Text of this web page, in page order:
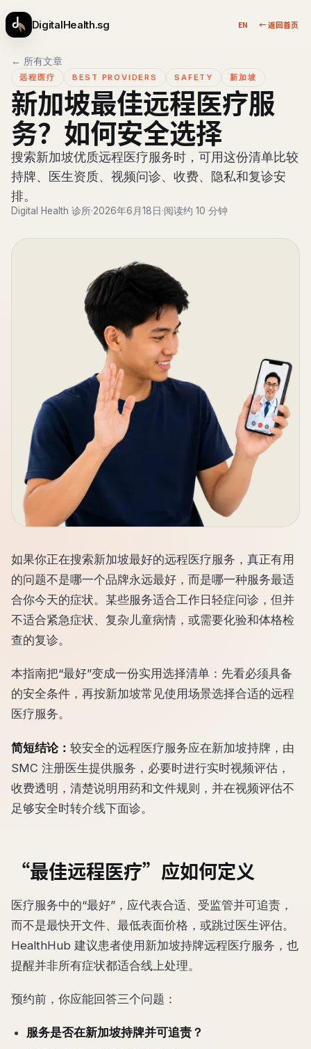
DigitalHealth.sg EN ← 返回首页
← 所有文章
远程医疗 BEST PROVIDERS SAFETY 新加坡
新加坡最佳远程医疗服
务？如何安全选择
搜索新加坡优质远程医疗服务时，可用这份清单比较
持牌、医生资质、视频问诊、收费、隐私和复诊安
排。
Digital Health 诊所·2026年6月18日·阅读约 10 分钟
如果你正在搜索新加坡最好的远程医疗服务，真正有用
的问题不是哪一个品牌永远最好，而是哪一种服务最适
合你今天的症状。某些服务适合工作日轻症问诊，但并
不适合紧急症状、复杂儿童病情，或需要化验和体格检
查的复诊。
本指南把“最好”变成一份实用选择清单：先看必须具备
的安全条件，再按新加坡常见使用场景选择合适的远程
医疗服务。
简短结论： 较安全的远程医疗服务应在新加坡持牌，由
SMC 注册医生提供服务，必要时进行实时视频评估，
收费透明，清楚说明用药和文件规则，并在视频评估不
足够安全时转介线下面诊。
“最佳远程医疗”应如何定义
医疗服务中的“最好”，应代表合适、受监管并可追责，
而不是最快开文件、最低表面价格，或跳过医生评估。
HealthHub 建议患者使用新加坡持牌远程医疗服务，也
提醒并非所有症状都适合线上处理。
预约前，你应能回答三个问题：
服务是否在新加坡持牌并可追责？